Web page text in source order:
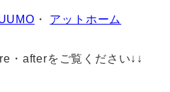
・ アットホーム
・afterをご覧ください↓↓